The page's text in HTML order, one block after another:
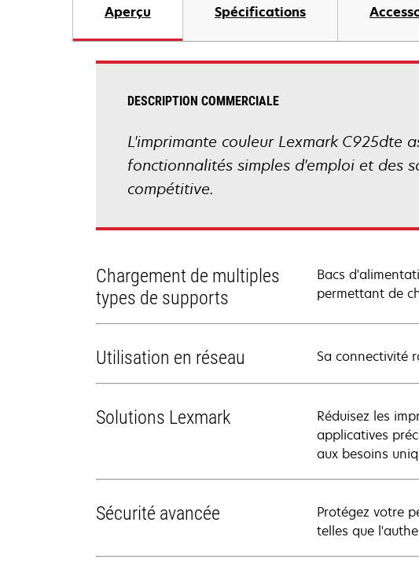
Aperçu
Spécifications
DESCRIPTION COMMERCIALE
L'imprimante couleur Lexmark C925dte
fonctionnalités simples d'emploi et des
compétitive.
Chargement de multiples
types de supports
Bacs
permettant de
Utilisation en réseau Sa connectivité
Solutions Lexmark
Réduisez les
applicatives
aux besoins
Sécurité avancée
Protégez votre
telles que